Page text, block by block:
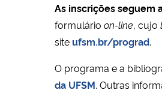
As inscrições seguem
formulário on-line, cujo
site ufsm.br/prograd.
O programa e a
da UFSM. Outras